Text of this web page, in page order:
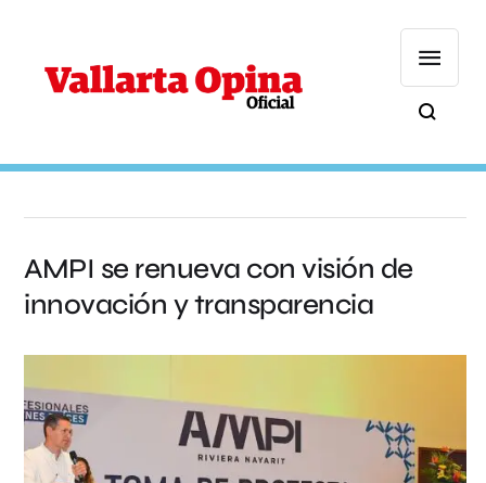
AMPI se renueva con visión de
innovación y transparencia